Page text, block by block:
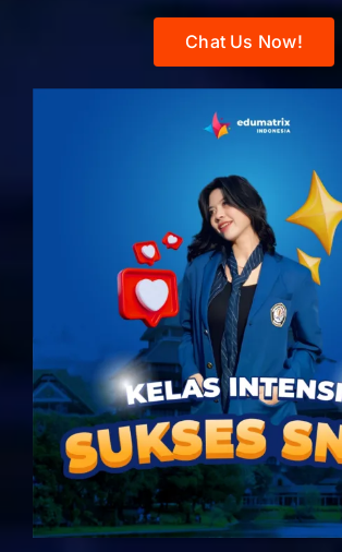
Chat Us Now!